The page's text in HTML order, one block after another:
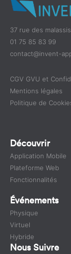
37 rue des
01 75 85 83 99
contact@invent-
CGV GVU et
Mentions légales
Politique de
Découvrir
Application Mobile
Plateforme Web
Fonctionnalités
Événements
Physique
Virtuel
Hybride
Nous Suivre